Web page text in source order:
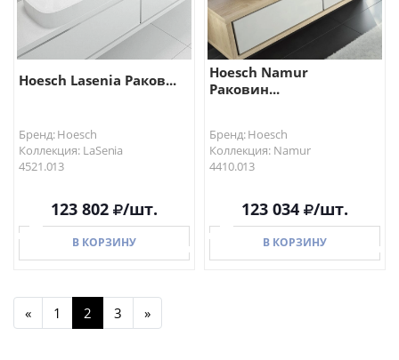
Hoesch Lasenia Раков...
Бренд: Hoesch
Коллекция: LaSenia
4521.013
123 802 /шт.
В КОРЗИНУ
Hoesch Namur
Раковин...
Бренд: Hoesch
Коллекция: Namur
4410.013
123 034 /шт.
В КОРЗИНУ
« 1 2 3 »